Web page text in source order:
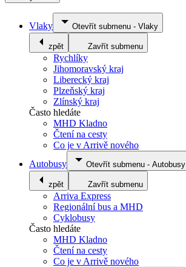
Vlaky Otevřít submenu - Vlaky
zpět Zavřít submenu
Rychlíky
Jihomoravský kraj
Liberecký kraj
Plzeňský kraj
Zlínský kraj
Často hledáte
MHD Kladno
Čtení na cesty
Co je v Arrivě nového
Autobusy
Otevřít submenu - Autobusy
zpět Zavřít submenu
Arriva Express
Regionální bus a MHD
Cyklobusy
Často hledáte
MHD Kladno
Čtení na cesty
Co je v Arrivě nového